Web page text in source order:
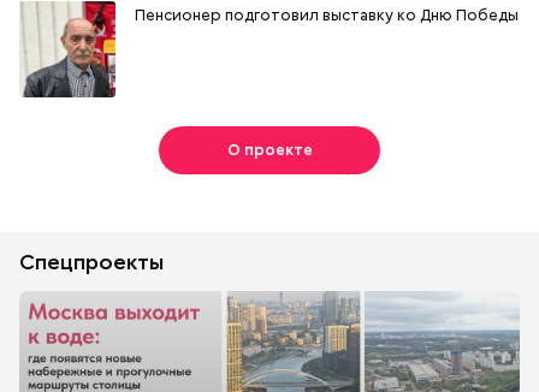
Пенсионер подготовил выставку ко Дню Победы
О проекте
Спецпроекты